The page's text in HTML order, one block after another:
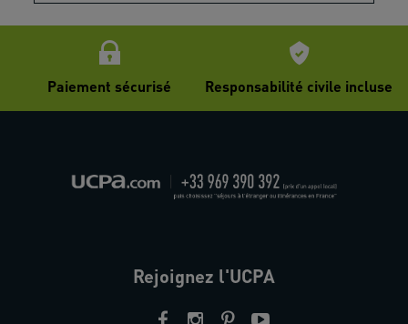
Paiement sécurisé Responsabilité civile incluse
Rejoignez l'UCPA